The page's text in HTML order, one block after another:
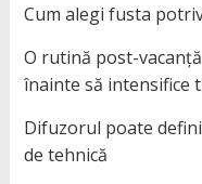
Cum alegi fusta
O rutină post-
înainte să intensifice
Difuzorul poate
de tehnică